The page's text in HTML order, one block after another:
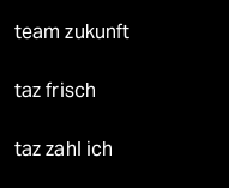
team zukunft
taz frisch
taz zahl ich